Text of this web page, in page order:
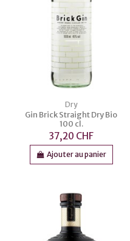
Dry
Gin Brick Straight Dry Bio
100 cl.
37,20 CHF
Ajouter au panier